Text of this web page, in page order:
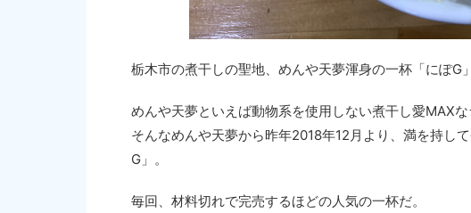
栃木市の煮干しの聖地、めんや天夢渾身の一杯「にぽG
めんや天夢といえば動物系を使用しない煮干し愛MAX
そんなめんや天夢から昨年2018年12月より、満を持し
G」。
毎回、材料切れで完売するほどの人気の一杯だ。